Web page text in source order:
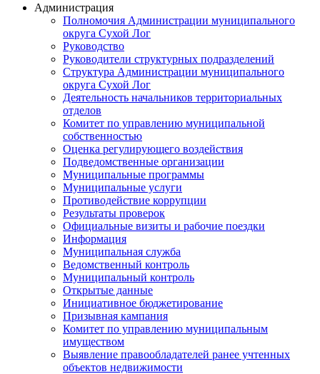
Администрация
Полномочия Администрации муниципального
округа Сухой Лог
Руководство
Руководители структурных подразделений
Структура Администрации муниципального
округа Сухой Лог
Деятельность начальников территориальных
отделов
Комитет по управлению муниципальной
собственностью
Оценка регулирующего воздействия
Подведомственные организации
Муниципальные программы
Муниципальные услуги
Противодействие коррупции
Результаты проверок
Официальные визиты и рабочие поездки
Информация
Муниципальная служба
Ведомственный контроль
Муниципальный контроль
Открытые данные
Инициативное бюджетирование
Призывная кампания
Комитет по управлению муниципальным
имуществом
Выявление правообладателей ранее учтенных
объектов недвижимости